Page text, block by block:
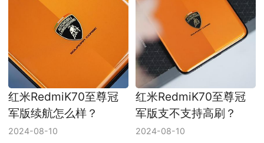
红米RedmiK70至尊冠
军版续航怎么样？
2024-08-10
红米RedmiK70至尊冠
军版支不支持高刷？
2024-08-10